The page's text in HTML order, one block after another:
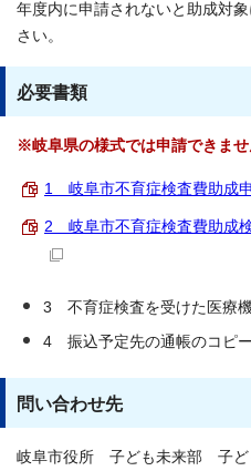
年度内に申請されないと助成対
さい。
必要書類
※岐阜県の様式では申請できませ
1 岐阜市不育症検査費助成
2 岐阜市不育症検査費助成
3 不育症検査を受けた医療
4 振込予定先の通帳のコピー
問い合わせ先
岐阜市役所 子ども未来部 子